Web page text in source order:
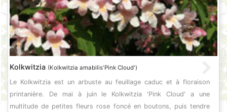
Kolkwitzia (Kolkwitzia amabilis'Pink Cloud')
Le Kolkwitzia est un arbuste au feuillage caduc et à floraison
printanière. De mai à juin le Kolkwitzia 'Pink Cloud' a une
multitude de petites fleurs rose foncé en boutons, puis tendre